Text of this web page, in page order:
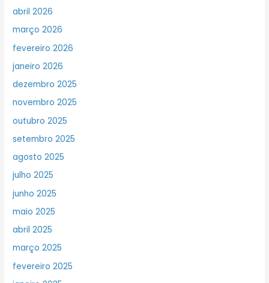
abril 2026
março 2026
fevereiro 2026
janeiro 2026
dezembro 2025
novembro 2025
outubro 2025
setembro 2025
agosto 2025
julho 2025
junho 2025
maio 2025
abril 2025
março 2025
fevereiro 2025